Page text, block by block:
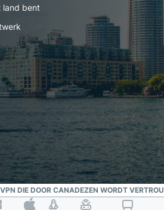
meer.
computing en
ontworpen
met privacy
als
uitgangspunt.
Defender
pakket met
tools voor
en
gegevensverwijdering
land bent
DIE DOOR CANADEZEN WORDT